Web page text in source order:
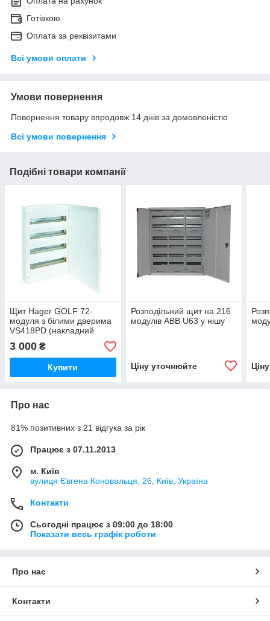
Готівкою
Оплата за реквізитами
Всі умови оплати
Умови повернення
Повернення товару впродовж 14 днів за домовленістю
Всі умови повернення
Подібні товари компанії
Щит Hager GOLF 72-
модуля з білими дверима
VS418PD (накладний
монтаж)
3 000 ₴
Купити
Розподільний щит на 216
модулів ABB U63 у нішу
Ціну уточнюйте
Про нас
81% позитивних з 21 відгука за рік
Працює з 07.11.2013
м. Київ
вулиця Євгена Коновальця, 26, Київ, Україна
Контакти
Сьогодні працює з 09:00 до 18:00
Показати весь графік роботи
Про нас
Контакти